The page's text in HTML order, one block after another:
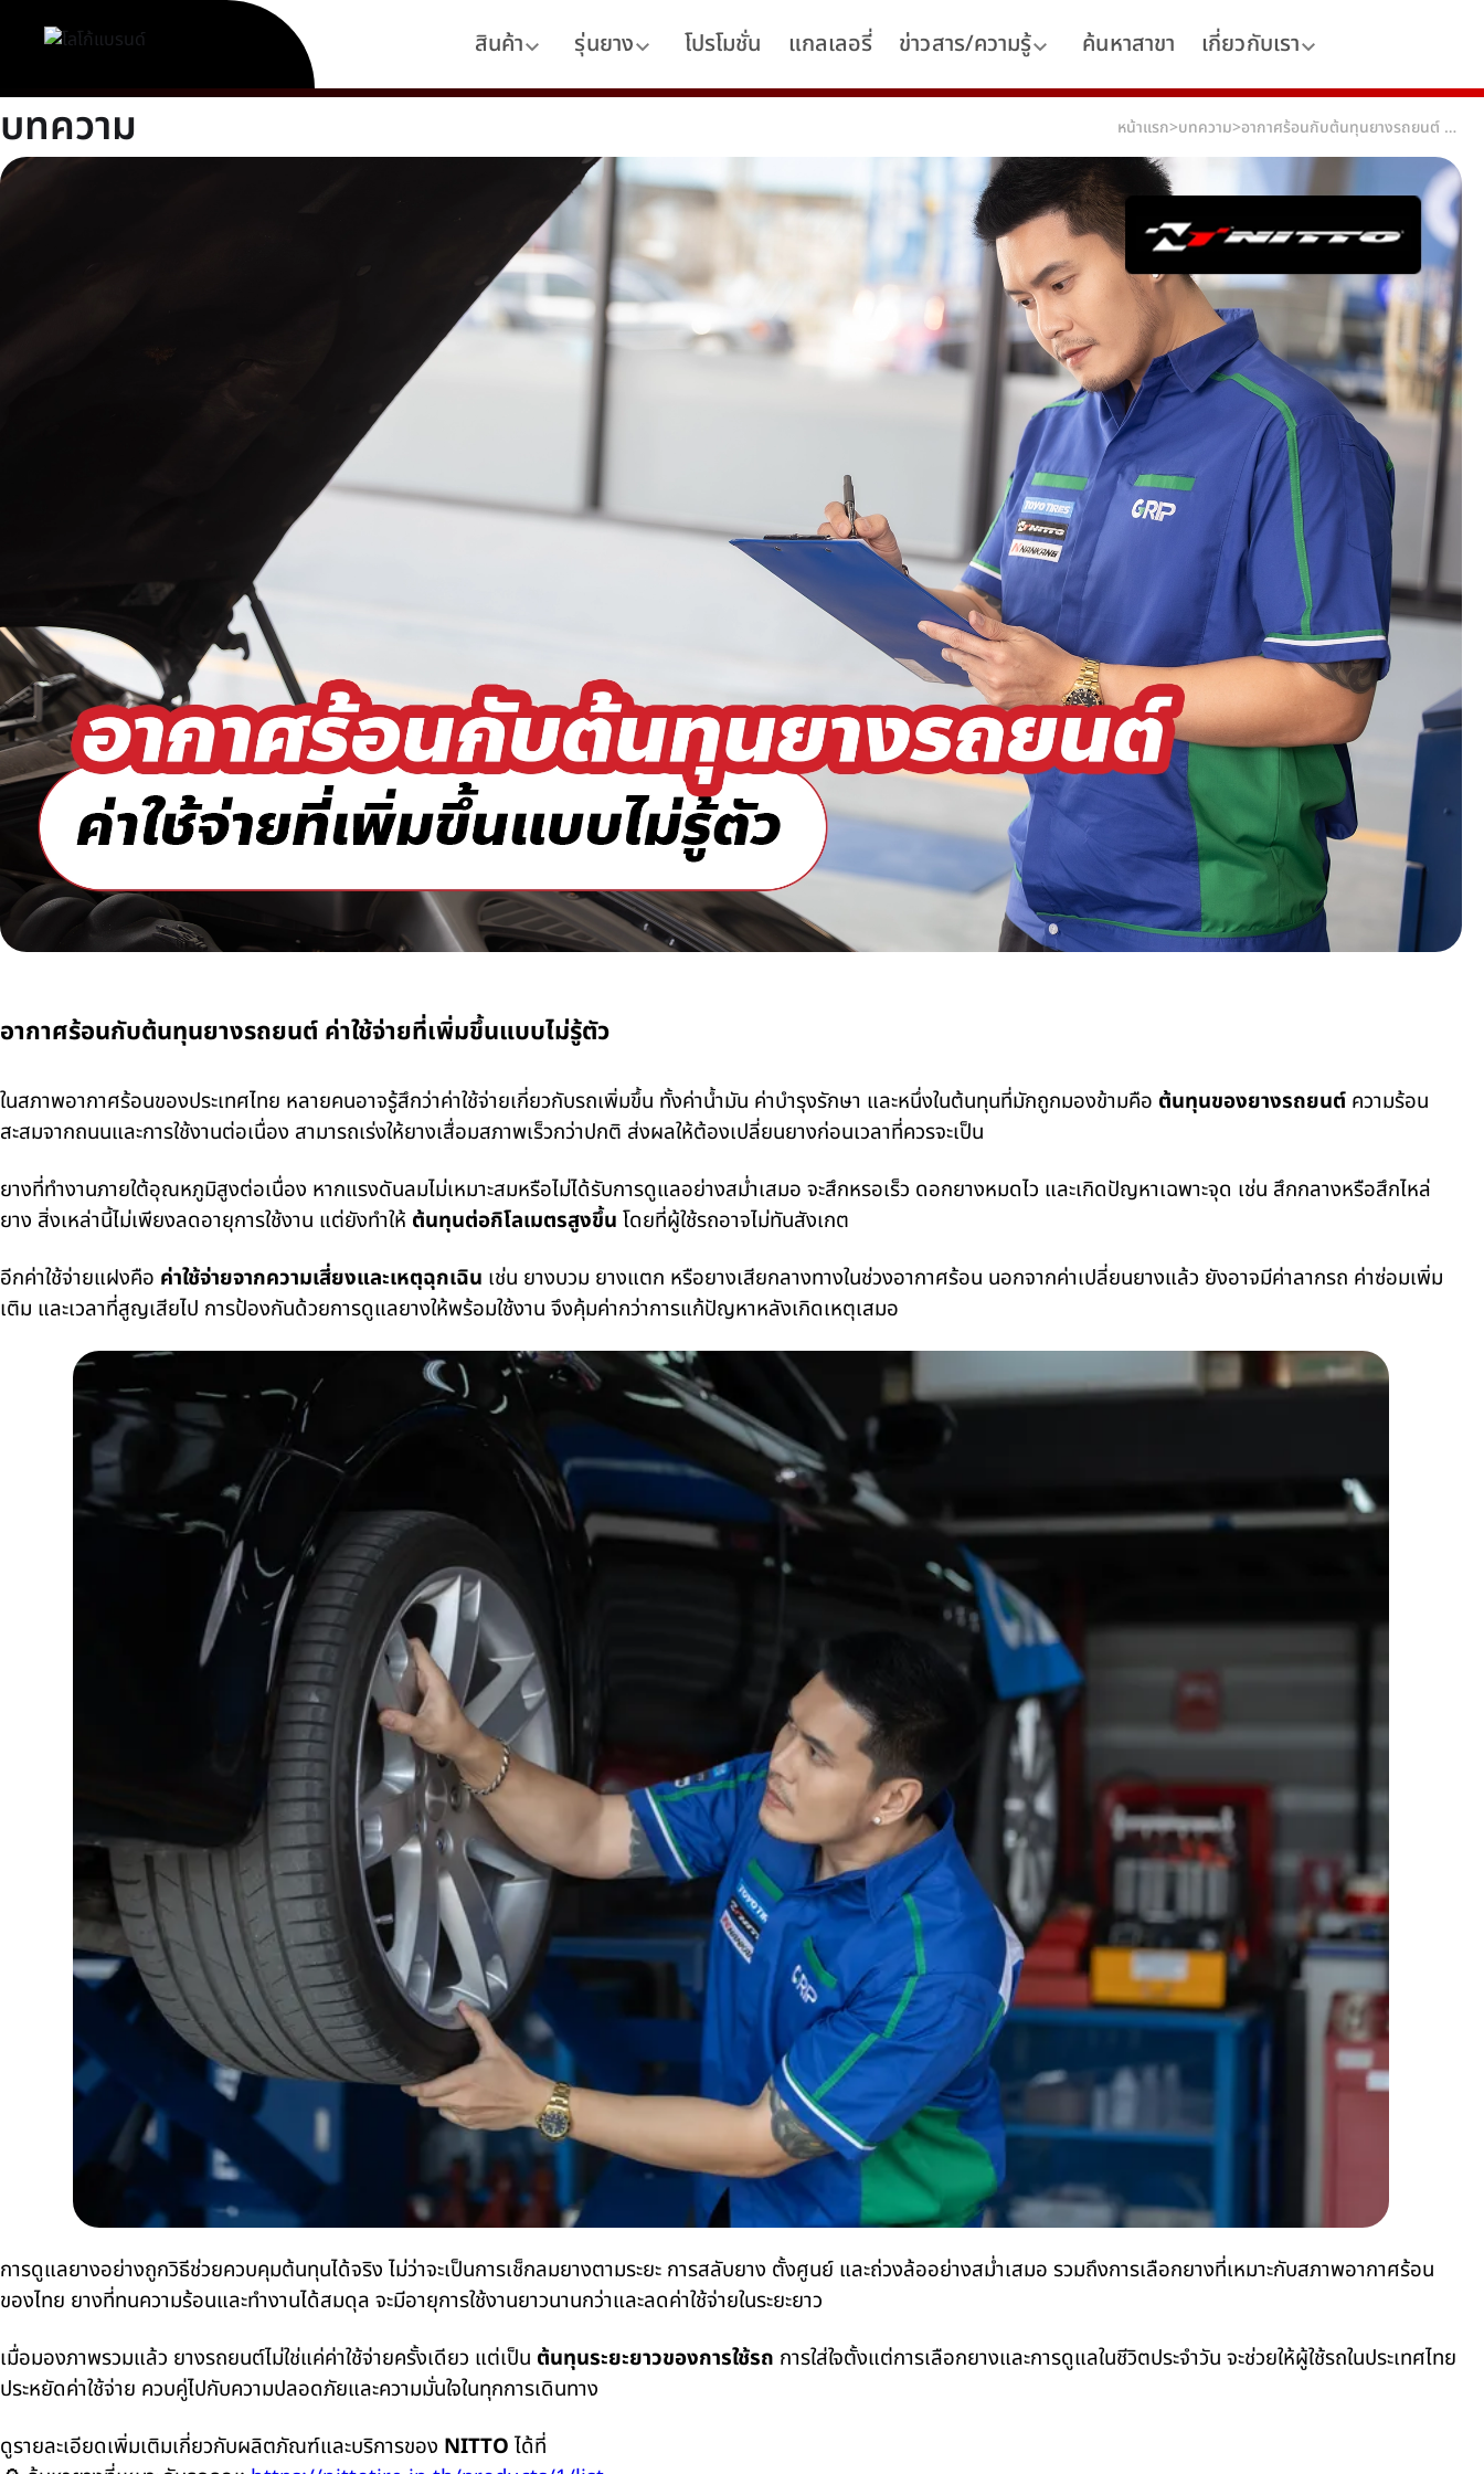
สินค้า รุ่นยาง โปรโมชั่น แกลเลอรี่ ข่าวสาร/ความรู้ ค้นหาสาขา เกี่ยวกับเรา
บทความ หน้าแรก>บทความ> อากาศร้อนกับต้นทุนยางรถยนต์ ค่าใช้จ่ายที่เพิ่มขึ้นแบบไม่รู้ตัว
อากาศร้อนกับต้นทุนยางรถยนต์ ค่าใช้จ่ายที่เพิ่มขึ้นแบบไม่รู้ตัว
ในสภาพอากาศร้อนของประเทศไทย หลายคนอาจรู้สึกว่าค่าใช้จ่ายเกี่ยวกับรถเพิ่มขึ้น ทั้งค่าน้ำมัน ค่าบำรุงรักษา และหนึ่งในต้นทุนที่มักถูกมองข้ามคือ ต้นทุนของยางรถยนต์ ความร้อน
สะสมจากถนนและการใช้งานต่อเนื่อง สามารถเร่งให้ยางเสื่อมสภาพเร็วกว่าปกติ ส่งผลให้ต้องเปลี่ยนยางก่อนเวลาที่ควรจะเป็น
ยางที่ทำงานภายใต้อุณหภูมิสูงต่อเนื่อง หากแรงดันลมไม่เหมาะสมหรือไม่ได้รับการดูแลอย่างสม่ำเสมอ จะสึกหรอเร็ว ดอกยางหมดไว และเกิดปัญหาเฉพาะจุด เช่น สึกกลางหรือสึกไหล่
ยาง สิ่งเหล่านี้ไม่เพียงลดอายุการใช้งาน แต่ยังทำให้ ต้นทุนต่อกิโลเมตรสูงขึ้น โดยที่ผู้ใช้รถอาจไม่ทันสังเกต
อีกค่าใช้จ่ายแฝงคือ ค่าใช้จ่ายจากความเสี่ยงและเหตุฉุกเฉิน เช่น ยางบวม ยางแตก หรือยางเสียกลางทางในช่วงอากาศร้อน นอกจากค่าเปลี่ยนยางแล้ว ยังอาจมีค่าลากรถ ค่าซ่อมเพิ่ม
เติม และเวลาที่สูญเสียไป การป้องกันด้วยการดูแลยางให้พร้อมใช้งาน จึงคุ้มค่ากว่าการแก้ปัญหาหลังเกิดเหตุเสมอ
การดูแลยางอย่างถูกวิธีช่วยควบคุมต้นทุนได้จริง ไม่ว่าจะเป็นการเช็กลมยางตามระยะ การสลับยาง ตั้งศูนย์ และถ่วงล้ออย่างสม่ำเสมอ รวมถึงการเลือกยางที่เหมาะกับสภาพอากาศร้อน
ของไทย ยางที่ทนความร้อนและทำงานได้สมดุล จะมีอายุการใช้งานยาวนานกว่าและลดค่าใช้จ่ายในระยะยาว
เมื่อมองภาพรวมแล้ว ยางรถยนต์ไม่ใช่แค่ค่าใช้จ่ายครั้งเดียว แต่เป็น ต้นทุนระยะยาวของการใช้รถ การใส่ใจตั้งแต่การเลือกยางและการดูแลในชีวิตประจำวัน จะช่วยให้ผู้ใช้รถในประเทศไทย
ประหยัดค่าใช้จ่าย ควบคู่ไปกับความปลอดภัยและความมั่นใจในทุกการเดินทาง
ดูรายละเอียดเพิ่มเติมเกี่ยวกับผลิตภัณฑ์และบริการของ NITTO ได้ที่